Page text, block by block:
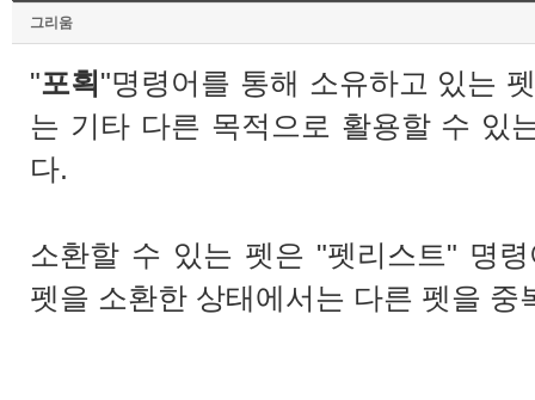
그리움
"포획 "명령어를 통해 소유하고 있는
는 기타 다른 목적으로 활용할 수 있
다.
소환할 수 있는 펫은 "펫리스트" 명
펫을 소환한 상태에서는 다른 펫을 중